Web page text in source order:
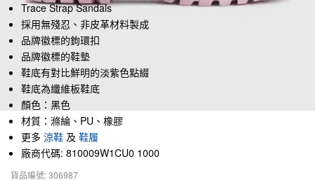
Trace Strap Sandals
採用無殘忍、非皮革材料製成
品牌徽標的鉤環扣
品牌徽標的鞋墊
鞋底有對比鮮明的淡紫色點綴
鞋底為纖維板鞋底
顏色：黑色
材質：滌綸、PU、橡膠
更多 涼鞋 及 鞋履
廠商代碼: 810009W1CU0 1000
貨品編號: 306987